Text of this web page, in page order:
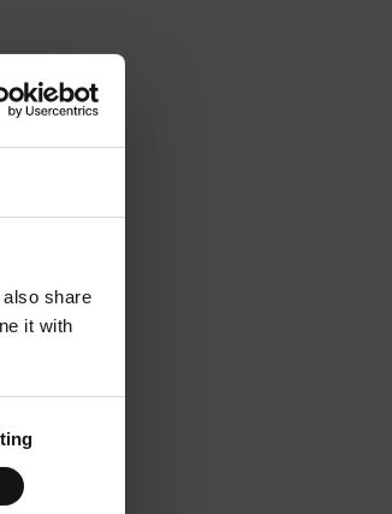
share
it with